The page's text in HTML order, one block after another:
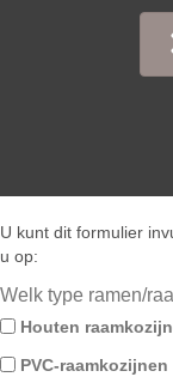
U kunt dit formulier
u op:
Welk type ramen/
Houten
PVC-raamkozijnen